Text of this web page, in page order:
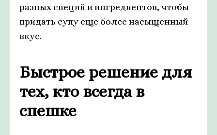
разных специй и ингредиентов, чтобы
придать супу еще более насыщенный
вкус.
Быстрое решение для
тех, кто всегда в
спешке